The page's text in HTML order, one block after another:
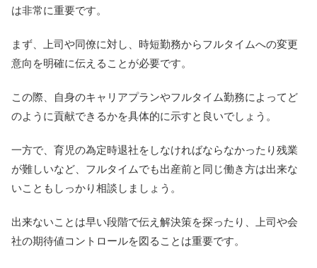
は非常に重要です。
まず、上司や同僚に対し、時短勤務からフルタイムへの変更
意向を明確に伝えることが必要です。
この際、自身のキャリアプランやフルタイム勤務によってど
のように貢献できるかを具体的に示すと良いでしょう。
一方で、育児の為定時退社をしなければならなかったり残業
が難しいなど、フルタイムでも出産前と同じ働き方は出来な
いこともしっかり相談しましょう。
出来ないことは早い段階で伝え解決策を探ったり、上司や会
社の期待値コントロールを図ることは重要です。